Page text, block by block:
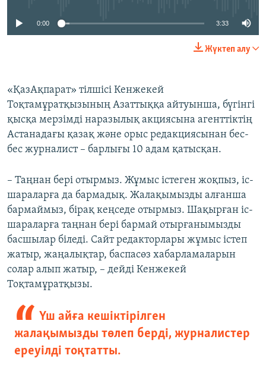
0:00 3:33
Жүктеп алу
«ҚазАқпарат» тілшісі Кенжекей
Тоқтамұратқызының Азаттыққа айтуынша, бүгінгі
қысқа мерзімді наразылық акциясына агенттіктің
Астанадағы қазақ және орыс редакциясынан бес-
бес журналист – барлығы 10 адам қатысқан.
– Таңнан бері отырмыз. Жұмыс істеген жоқпыз, іс-
шараларға да бармадық. Жалақымызды алғанша
бармаймыз, бірақ кеңседе отырмыз. Шақырған іс-
шараларға таңнан бері бармай отырғанымызды
басшылар біледі. Сайт редакторлары жұмыс істеп
жатыр, жаңалықтар, баспасөз хабарламаларын
солар алып жатыр, – дейді Кенжекей
Тоқтамұратқызы.
Үш айға кешіктірілген
жалақымызды төлеп берді, журналистер
ереуілді тоқтатты.